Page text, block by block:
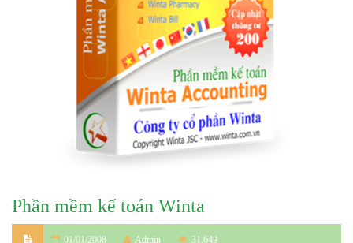
Phần mềm kế toán Winta
01/01/2008 Admin 31,649